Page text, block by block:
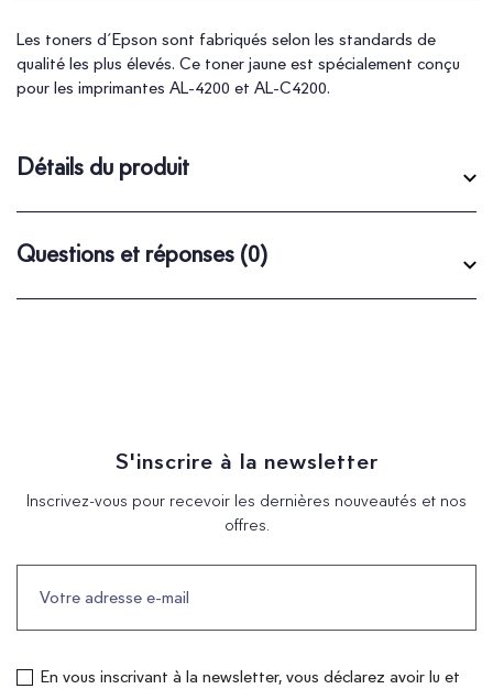
Les toners d´Epson sont fabriqués selon les standards de
qualité les plus élevés. Ce toner jaune est spécialement conçu
pour les imprimantes AL-4200 et AL-C4200.
Détails du produit
Questions et réponses (0)
S'inscrire à la newsletter
Inscrivez-vous pour recevoir les dernières nouveautés et nos
offres.
En vous inscrivant à la newsletter, vous déclarez avoir lu et